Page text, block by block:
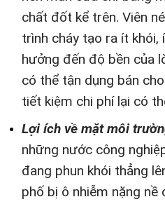
chất đốt kể trên. Viên
trình cháy tạo ra ít khói,
hưởng đến độ bền của
có thể tận dụng bán
tiết kiệm chi phí lại có
Lợi ích về mặt môi
những nước công
đang phun khói thẳng
phố bị ô nhiễm nặng nề